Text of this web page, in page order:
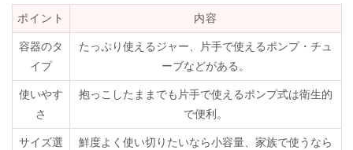
ポイント 内容
容器のタ
イプ
たっぷり使えるジャー、片手で使えるポンプ・チュ
ーブなどがある。
使いやす
さ
抱っこしたままでも片手で使えるポンプ式は衛生的
で便利。
サイズ選
鮮度よく使い切りたいなら小容量、家族で使うなら